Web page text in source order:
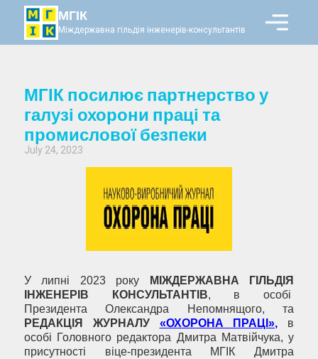
МГІК
Міждержавна гільдія інженерів-консультантів
МГІК посилює партнерство у
галузі охорони праці та
промислової безпеки
July 24, 2023
У липні 2023 року
МІЖДЕРЖАВНА ГІЛЬДІЯ
ІНЖЕНЕРІВ КОНСУЛЬТАНТІВ, в особі
Президента Олександра Непомнящого, та
РЕДАКЦІЯ ЖУРНАЛУ «ОХОРОНА ПРАЦІ», в
особі Головного редактора Дмитра Матвійчука, у
присутності віце-президента МГІК Дмитра